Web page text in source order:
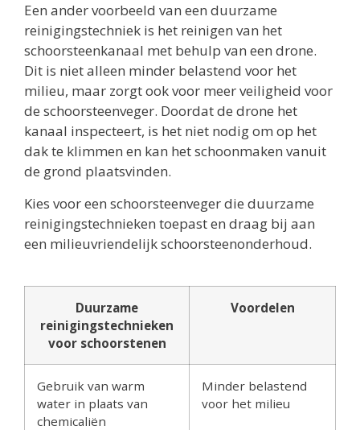
Een ander voorbeeld van een duurzame
reinigingstechniek is het reinigen van het
schoorsteenkanaal met behulp van een drone.
Dit is niet alleen minder belastend voor het
milieu, maar zorgt ook voor meer veiligheid voor
de schoorsteenveger. Doordat de drone het
kanaal inspecteert, is het niet nodig om op het
dak te klimmen en kan het schoonmaken vanuit
de grond plaatsvinden.
Kies voor een schoorsteenveger die duurzame
reinigingstechnieken toepast en draag bij aan
een milieuvriendelijk schoorsteenonderhoud.
Duurzame
reinigingstechnieken
voor schoorstenen
Voordelen
Gebruik van warm
water in plaats van
chemicaliën
Minder belastend
voor het milieu